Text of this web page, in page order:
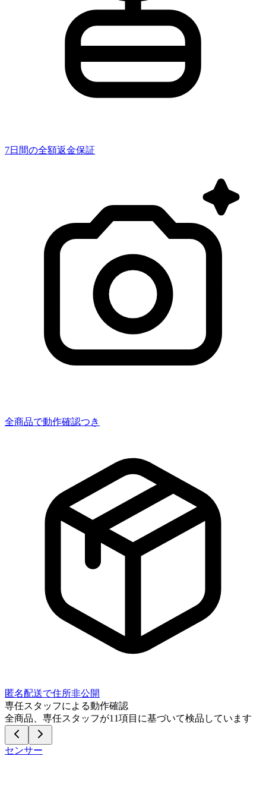
7日間の全額返金保証
全商品で動作確認つき
匿名配送で住所非公開
専任スタッフによる動作確認
全商品、専任スタッフが11項目に基づいて検品しています
センサー